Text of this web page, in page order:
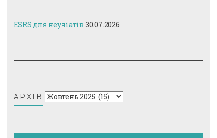
ESRS для неуніатів 30.07.2026
АРХІВ Архів